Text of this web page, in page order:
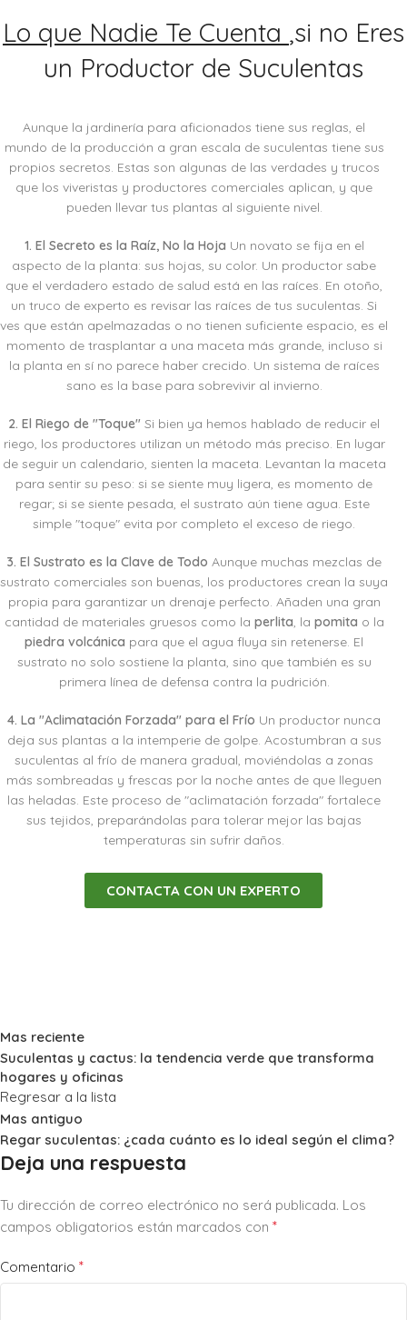
Lo que Nadie Te Cuenta ,si no Eres
un Productor de Suculentas
Aunque la jardinería para aficionados tiene sus reglas, el
mundo de la producción a gran escala de suculentas tiene sus
propios secretos. Estas son algunas de las verdades y trucos
que los viveristas y productores comerciales aplican, y que
pueden llevar tus plantas al siguiente nivel.
1. El Secreto es la Raíz, No la Hoja Un novato se fija en el
aspecto de la planta: sus hojas, su color. Un productor sabe
que el verdadero estado de salud está en las raíces. En otoño,
un truco de experto es revisar las raíces de tus suculentas. Si
ves que están apelmazadas o no tienen suficiente espacio, es el
momento de trasplantar a una maceta más grande, incluso si
la planta en sí no parece haber crecido. Un sistema de raíces
sano es la base para sobrevivir al invierno.
2. El Riego de "Toque" Si bien ya hemos hablado de reducir el
riego, los productores utilizan un método más preciso. En lugar
de seguir un calendario, sienten la maceta. Levantan la maceta
para sentir su peso: si se siente muy ligera, es momento de
regar; si se siente pesada, el sustrato aún tiene agua. Este
simple "toque" evita por completo el exceso de riego.
3. El Sustrato es la Clave de Todo Aunque muchas mezclas de
sustrato comerciales son buenas, los productores crean la suya
propia para garantizar un drenaje perfecto. Añaden una gran
cantidad de materiales gruesos como la perlita, la pomita o la
piedra volcánica para que el agua fluya sin retenerse. El
sustrato no solo sostiene la planta, sino que también es su
primera línea de defensa contra la pudrición.
4. La "Aclimatación Forzada" para el Frío Un productor nunca
deja sus plantas a la intemperie de golpe. Acostumbran a sus
suculentas al frío de manera gradual, moviéndolas a zonas
más sombreadas y frescas por la noche antes de que lleguen
las heladas. Este proceso de "aclimatación forzada" fortalece
sus tejidos, preparándolas para tolerar mejor las bajas
temperaturas sin sufrir daños.
CONTACTA CON UN EXPERTO
Mas reciente
Suculentas y cactus: la tendencia verde que transforma
hogares y oficinas
Regresar a la lista
Mas antiguo
Regar suculentas: ¿cada cuánto es lo ideal según el clima?
Deja una respuesta
Tu dirección de correo electrónico no será publicada. Los
campos obligatorios están marcados con *
Comentario *